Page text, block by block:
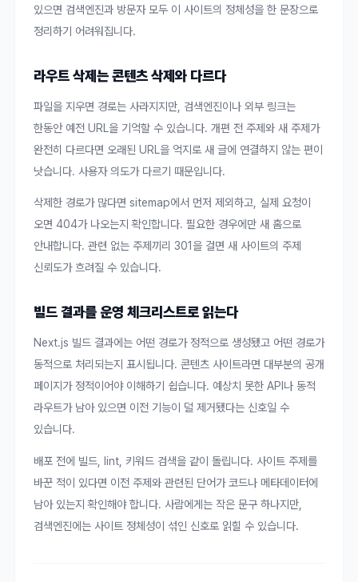
있으면 검색엔진과 방문자 모두 이 사이트의 정체성을 한 문장으로
정리하기 어려워집니다.
라우트 삭제는 콘텐츠 삭제와 다르다
파일을 지우면 경로는 사라지지만, 검색엔진이나 외부 링크는
한동안 예전 URL을 기억할 수 있습니다. 개편 전 주제와 새 주제가
완전히 다르다면 오래된 URL을 억지로 새 글에 연결하지 않는 편이
낫습니다. 사용자 의도가 다르기 때문입니다.
삭제한 경로가 많다면 sitemap에서 먼저 제외하고, 실제 요청이
오면 404가 나오는지 확인합니다. 필요한 경우에만 새 홈으로
안내합니다. 관련 없는 주제끼리 301을 걸면 새 사이트의 주제
신뢰도가 흐려질 수 있습니다.
빌드 결과를 운영 체크리스트로 읽는다
Next.js 빌드 결과에는 어떤 경로가 정적으로 생성됐고 어떤 경로가
동적으로 처리되는지 표시됩니다. 콘텐츠 사이트라면 대부분의 공개
페이지가 정적이어야 이해하기 쉽습니다. 예상치 못한 API나 동적
라우트가 남아 있으면 이전 기능이 덜 제거됐다는 신호일 수
있습니다.
배포 전에 빌드, lint, 키워드 검색을 같이 돌립니다. 사이트 주제를
바꾼 적이 있다면 이전 주제와 관련된 단어가 코드나 메타데이터에
남아 있는지 확인해야 합니다. 사람에게는 작은 문구 하나지만,
검색엔진에는 사이트 정체성이 섞인 신호로 읽힐 수 있습니다.